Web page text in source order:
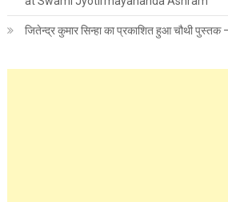
जितेन्द्र कुमार सिन्हा का प्रकाशित हुआ चौथी पुस्तक